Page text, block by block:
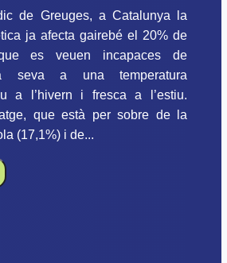
de Greuges, a Catalunya la
ja afecta gairebé el 20% de
es veuen incapaces de
seva a una temperatura
a l’hivern i fresca a l’estiu.
que està per sobre de la
(17,1%) i de...